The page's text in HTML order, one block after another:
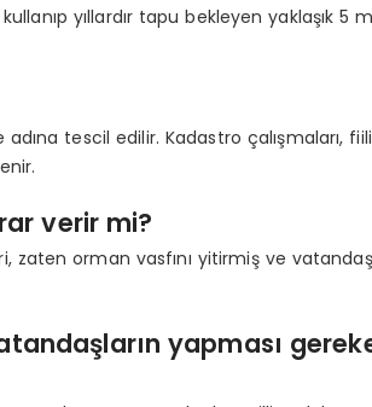
yıllardır tapu bekleyen yaklaşık 5
tescil edilir. Kadastro çalışmaları, fiili
verir mi?
zaten orman vasfını yitirmiş ve
yapması